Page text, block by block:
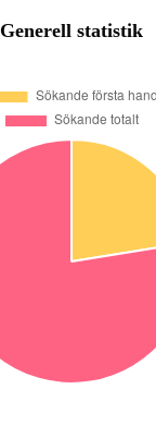
Generell statistik